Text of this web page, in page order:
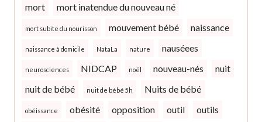
mort mort inatendue du nouveau né
mort subite du nourisson mouvement bébé naissance
naissance à domicile NataLa nature nauséees
neurosciences NIDCAP noël nouveau-nés
nuit
nuit de bébé
nuit de bébé 5h Nuits de bébé
obéissance obésité opposition outil outils